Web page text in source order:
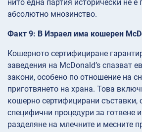
нито една партия исторически не е
абсолютно мнозинство.
Факт 9: В Израел има кошерен
Кошерното сертифициране
заведения на McDonald’s спазват
закони, особено по отношение на
приготвянето на храна. Това
кошерно сертифицирани съставки,
специфични процедури за готвене
разделяне на млечните и месните